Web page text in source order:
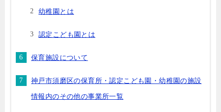
幼稚園とは
認定こども園とは
保育施設について
神戸市須磨区の保育所・認定こども園・幼稚園の施設
情報内のその他の事業所一覧